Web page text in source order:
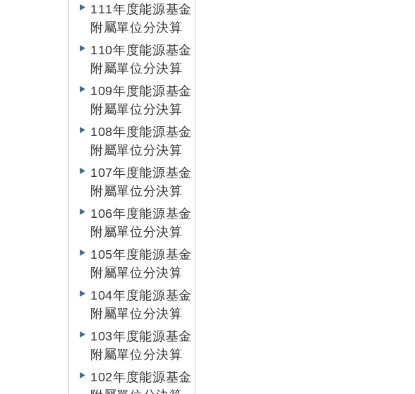
111年度能源基金
附屬單位分決算
110年度能源基金
附屬單位分決算
109年度能源基金
附屬單位分決算
108年度能源基金
附屬單位分決算
107年度能源基金
附屬單位分決算
106年度能源基金
附屬單位分決算
105年度能源基金
附屬單位分決算
104年度能源基金
附屬單位分決算
103年度能源基金
附屬單位分決算
102年度能源基金